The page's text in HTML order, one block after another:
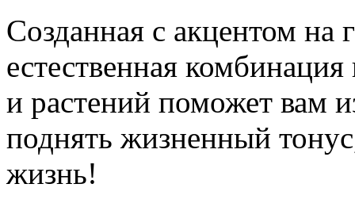
Созданная с акцентом
естественная
и растений поможет вам
поднять жизненный
жизнь!